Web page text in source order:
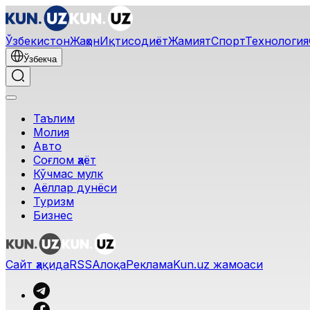
ЎзбекистонЖаҳонИқтисодиётЖамиятСпортТехнология
Ўзбекча
Таълим
Молия
Авто
Соғлом ҳаёт
Кўчмас мулк
Аёллар дунёси
Туризм
Бизнес
Сайт ҳақидаRSSАлоқаРекламаKun.uz жамоаси